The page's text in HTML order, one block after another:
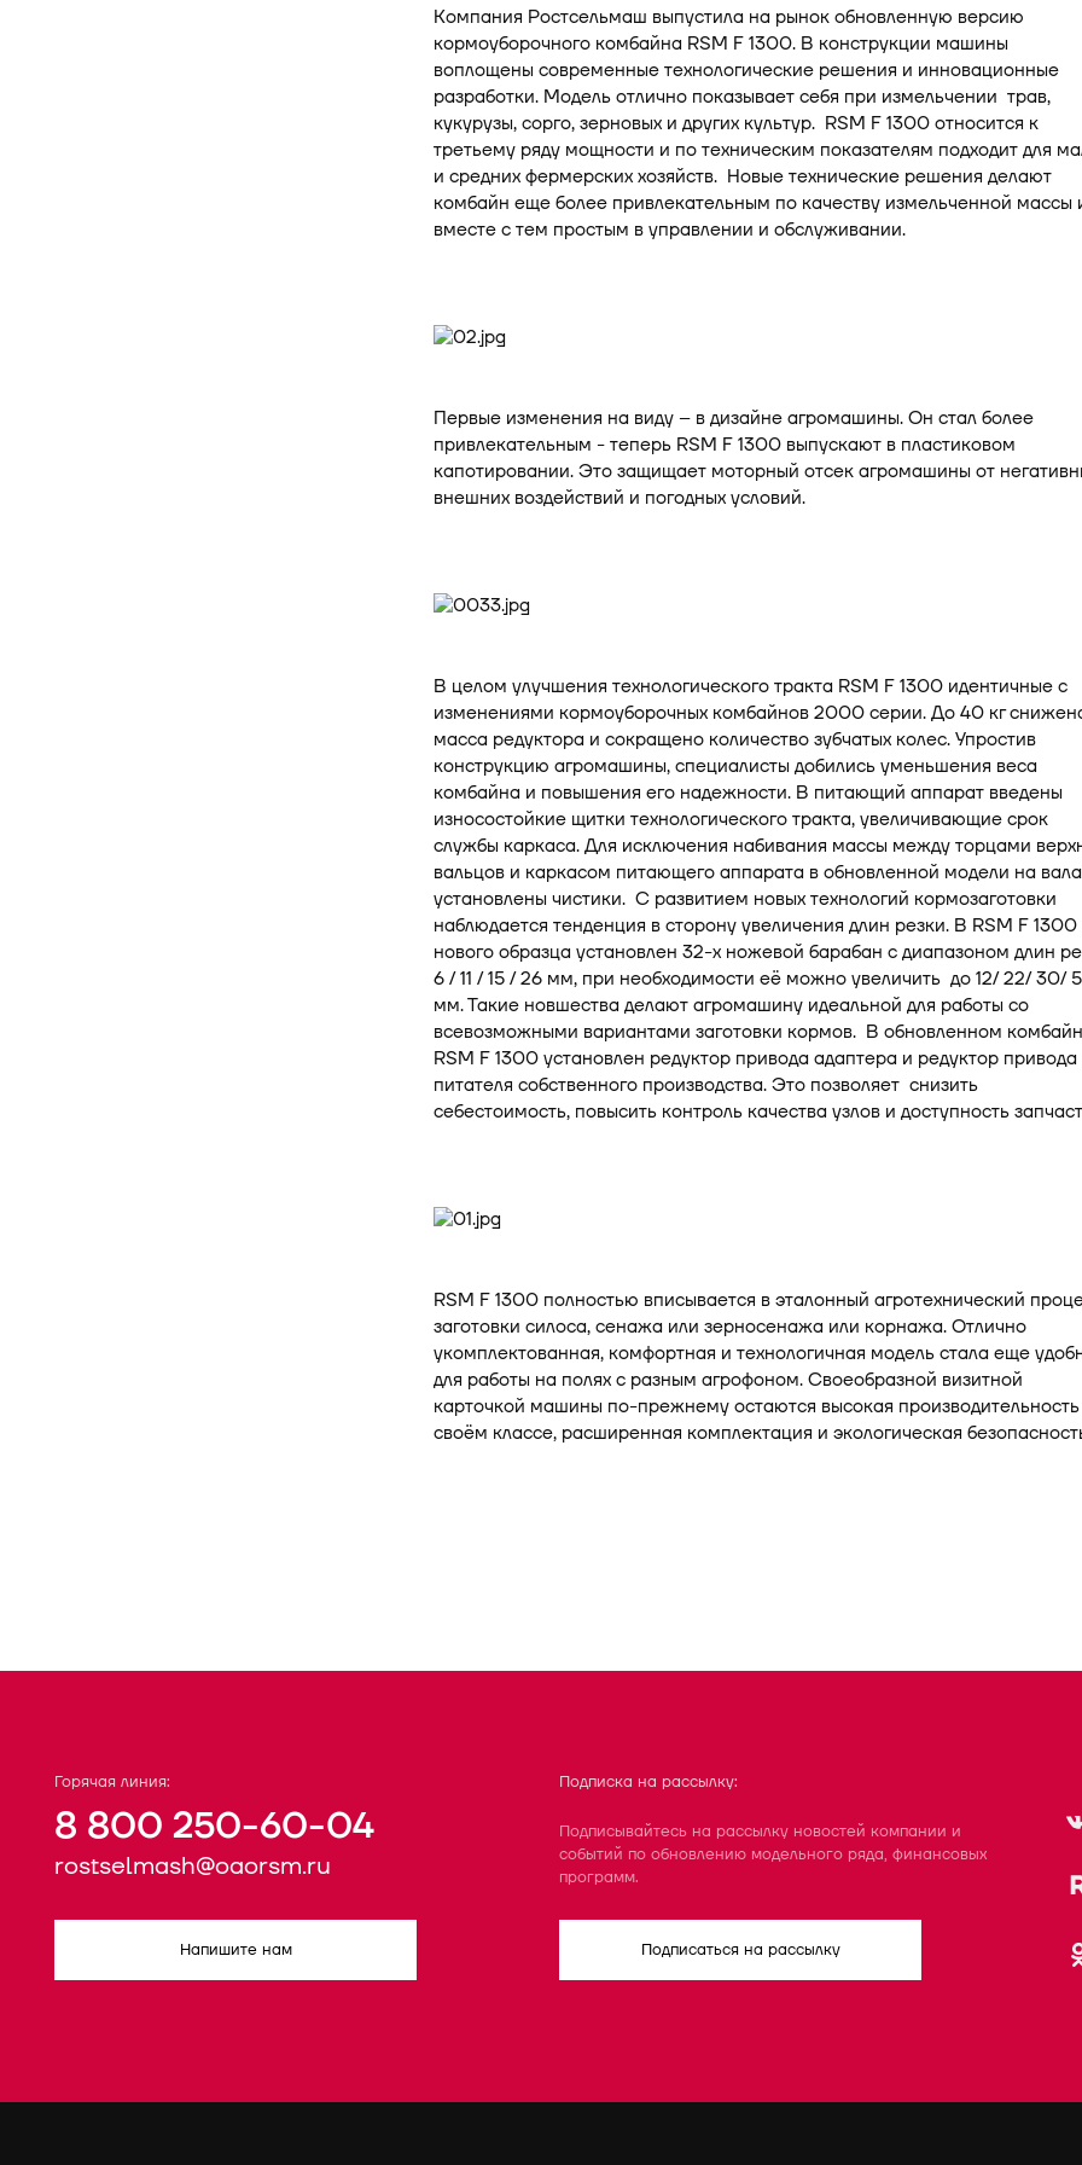
Компания Ростсельмаш выпустила на рынок обновленную версию
кормоуборочного комбайна RSM F 1300. В конструкции машины
воплощены современные технологические решения и инновационные
разработки. Модель отлично показывает себя при измельчении трав,
кукурузы, сорго, зерновых и других культур. RSM F 1300 относится к
третьему ряду мощности и по техническим показателям подходит для
и средних фермерских хозяйств. Новые технические решения делают
комбайн еще более привлекательным по качеству измельченной массы
вместе с тем простым в управлении и обслуживании.
Первые изменения на виду – в дизайне агромашины. Он стал более
привлекательным - теперь RSM F 1300 выпускают в пластиковом
капотировании. Это защищает моторный отсек агромашины от
внешних воздействий и погодных условий.
В целом улучшения технологического тракта RSM F 1300 идентичные с
изменениями кормоуборочных комбайнов 2000 серии. До 40 кг
масса редуктора и сокращено количество зубчатых колес. Упростив
конструкцию агромашины, специалисты добились уменьшения веса
комбайна и повышения его надежности. В питающий аппарат введены
износостойкие щитки технологического тракта, увеличивающие срок
службы каркаса. Для исключения набивания массы между торцами
вальцов и каркасом питающего аппарата в обновленной модели на
установлены чистики. С развитием новых технологий кормозаготовки
наблюдается тенденция в сторону увеличения длин резки. В RSM F 1300
нового образца установлен 32-х ножевой барабан с диапазоном длин
6 / 11 / 15 / 26 мм, при необходимости её можно увеличить до 12/ 22/ 30/
мм. Такие новшества делают агромашину идеальной для работы со
всевозможными вариантами заготовки кормов. В обновленном
RSM F 1300 установлен редуктор привода адаптера и редуктор привода
питателя собственного производства. Это позволяет снизить
себестоимость, повысить контроль качества узлов и доступность
RSM F 1300 полностью вписывается в эталонный агротехнический
заготовки силоса, сенажа или зерносенажа или корнажа. Отлично
укомплектованная, комфортная и технологичная модель стала еще
для работы на полях с разным агрофоном. Своеобразной визитной
карточкой машины по-прежнему остаются высокая производительность
своём классе, расширенная комплектация и экологическая
Горячая линия:
8 800 250-60-04
rostselmash@oaorsm.ru
Напишите нам
Подписка на рассылку:
Подписывайтесь на рассылку новостей компании и
событий по обновлению модельного ряда, финансовых
программ.
Подписаться на рассылку